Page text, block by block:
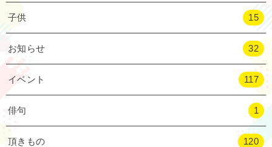
子供 15
お知らせ 32
イベント 117
俳句 1
頂きもの 120